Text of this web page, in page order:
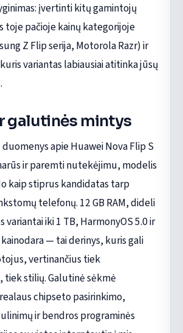
įvertinti kitų gamintojų
toje pačioje kainų kategorijoje
Z Flip serija, Motorola Razr) ir
variantas labiausiai atitinka jūsų
galutinės mintys
apie Huawei Nova Flip S
ir paremti nutekėjimu, modelis
kaip stiprus kandidatas tarp
telefonų. 12 GB RAM, dideli
variantai iki 1 TB, HarmonyOS 5.0 ir
— tai derinys, kuris gali
vertinančius tiek
stilių. Galutinė sėkmė
chipseto pasirinkimo,
ir bendros programinės